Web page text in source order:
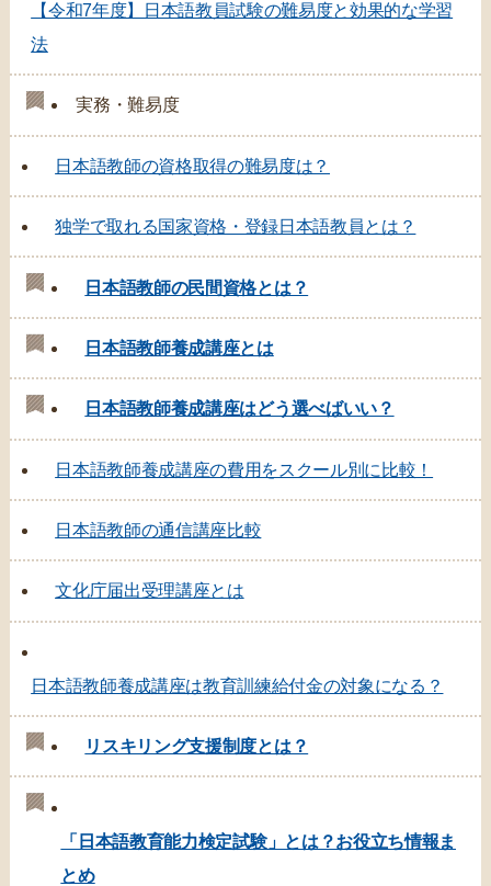
【令和7年度】日本語教員試験の難易度と効果的な学習
法
実務・難易度
日本語教師の資格取得の難易度は？
独学で取れる国家資格・登録日本語教員とは？
日本語教師の民間資格とは？
日本語教師養成講座とは
日本語教師養成講座はどう選べばいい？
日本語教師養成講座の費用をスクール別に比較！
日本語教師の通信講座比較
文化庁届出受理講座とは
日本語教師養成講座は教育訓練給付金の対象になる？
リスキリング支援制度とは？
「日本語教育能力検定試験」とは？お役立ち情報ま
とめ